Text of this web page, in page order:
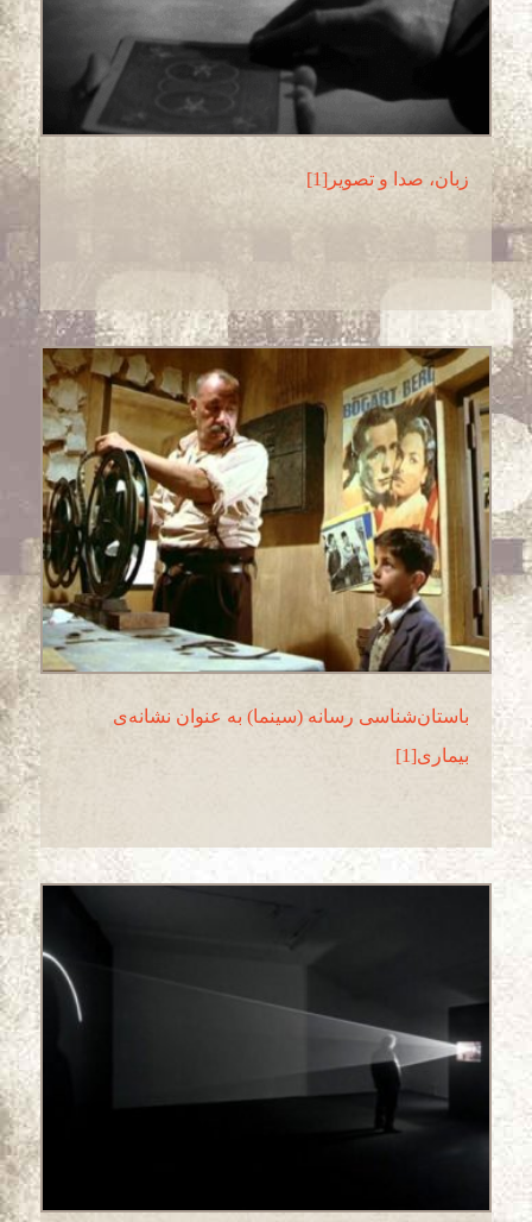
زبان، صدا و تصویر[1]
باستان­‌شناسی رسانه (سینما) به عنوان نشانه‌­ی
بیماری[1]